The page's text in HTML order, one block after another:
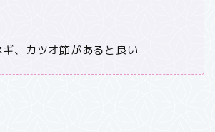
ギ、カツオ節があると良い